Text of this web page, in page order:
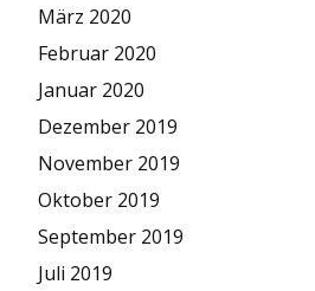
März 2020
Februar 2020
Januar 2020
Dezember 2019
November 2019
Oktober 2019
September 2019
Juli 2019